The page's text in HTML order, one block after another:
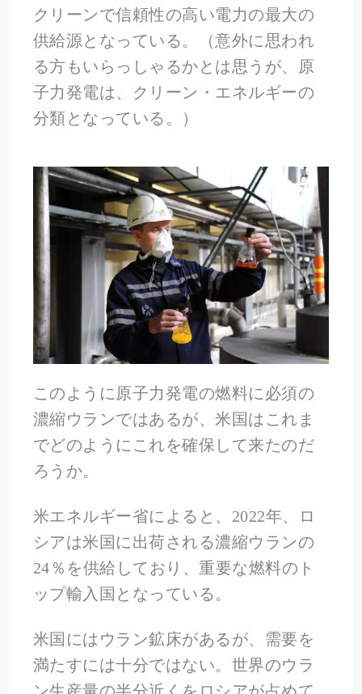
クリーンで信頼性の高い電力の最大の
供給源となっている。（意外に思われ
る方もいらっしゃるかとは思うが、原
子力発電は、クリーン・エネルギーの
分類となっている。）
このように原子力発電の燃料に必須の
濃縮ウランではあるが、米国はこれま
でどのようにこれを確保して来たのだ
ろうか。
米エネルギー省によると、2022年、ロ
シアは米国に出荷される濃縮ウランの
24％を供給しており、重要な燃料のト
ップ輸入国となっている。
米国にはウラン鉱床があるが、需要を
満たすには十分ではない。世界のウラ